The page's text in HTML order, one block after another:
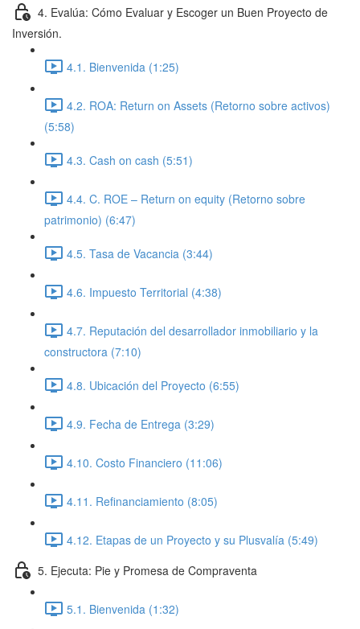
4. Evalúa: Cómo Evaluar y Escoger un Buen Proyecto de
Inversión.
4.1. Bienvenida (1:25)
4.2. ROA: Return on Assets (Retorno sobre activos)
(5:58)
4.3. Cash on cash (5:51)
4.4. C. ROE – Return on equity (Retorno sobre
patrimonio) (6:47)
4.5. Tasa de Vacancia (3:44)
4.6. Impuesto Territorial (4:38)
4.7. Reputación del desarrollador inmobiliario y la
constructora (7:10)
4.8. Ubicación del Proyecto (6:55)
4.9. Fecha de Entrega (3:29)
4.10. Costo Financiero (11:06)
4.11. Refinanciamiento (8:05)
4.12. Etapas de un Proyecto y su Plusvalía (5:49)
5. Ejecuta: Pie y Promesa de Compraventa
5.1. Bienvenida (1:32)